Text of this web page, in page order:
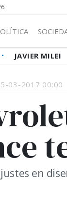
JAVIER MILEI
03-2017 00:00
en